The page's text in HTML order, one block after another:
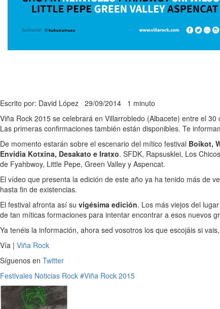
Escrito por: David López 29/09/2014 1 minuto
Viña Rock 2015 se celebrará en Villarrobledo (Albacete) entre el
Las primeras confirmaciones también están disponibles. Te
De momento estarán sobre el escenario del mítico festival Boikot,
Envidia Kotxina, Desakato e Iratxo. SFDK, Rapsusklei, Los
de Fyahbwoy, Little Pepe, Green Valley y Aspencat.
El vídeo que presenta la edición de este año ya ha tenido más de
hasta fin de existencias.
El festival afronta así su vigésima edición. Los más viejos del
de tan míticas formaciones para intentar encontrar a esos nuevos
Ya tenéis la información, ahora sed vosotros los que escojáis si
Vía | Viña Rock
Síguenos en Twitter
Festivales Noticias Rock #Viña Rock 2015